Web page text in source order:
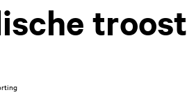
troost